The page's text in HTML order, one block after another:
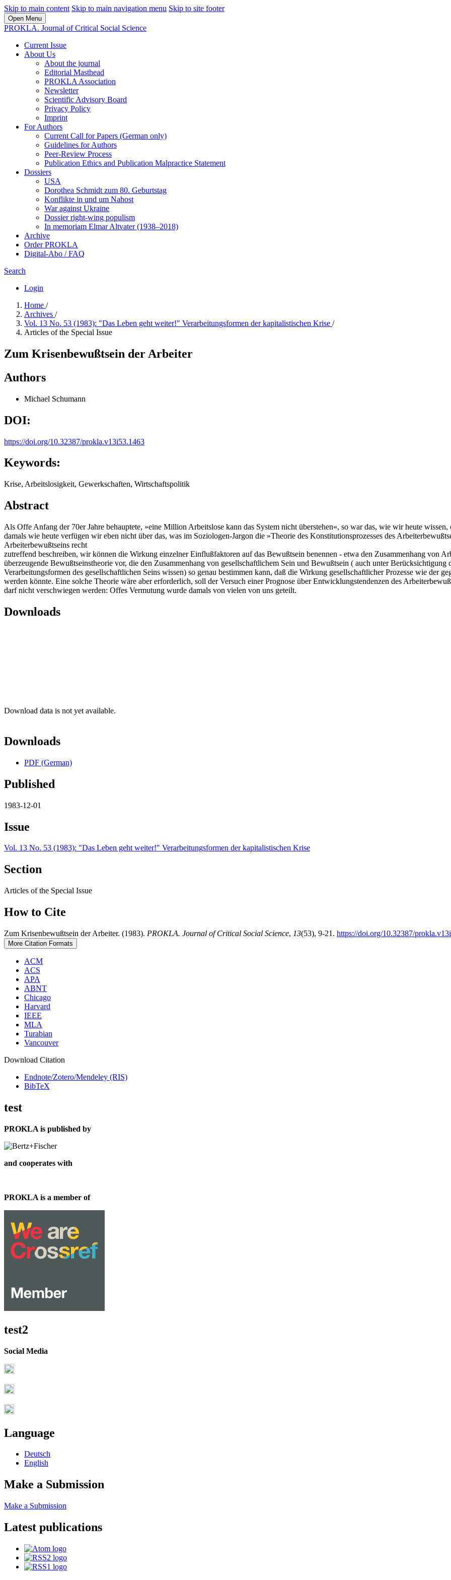
Skip to main content Skip to main navigation menu Skip to site footer
Open Menu
PROKLA. Journal of Critical Social Science
Current Issue
About Us
About the journal
Editorial Masthead
PROKLA Association
Newsletter
Scientific Advisory Board
Privacy Policy
Imprint
For Authors
Current Call for Papers (German only)
Guidelines for Authors
Peer-Review Process
Publication Ethics and Publication Malpractice Statement
Dossiers
USA
Dorothea Schmidt zum 80. Geburtstag
Konflikte in und um Nahost
War against Ukraine
Dossier right-wing populism
In me­mo­ri­am Elmar Altvater (1938–2018)
Archive
Order PROKLA
Digital-Abo / FAQ
Search
Login
Home /
Archives /
Vol. 13 No. 53 (1983): "Das Leben geht weiter!" Verarbeitungsformen der kapitalistischen Krise /
Articles of the Special Issue
Zum Krisenbewußtsein der Arbeiter
Authors
Michael Schumann
DOI:
https://doi.org/10.32387/prokla.v13i53.1463
Keywords:
Krise, Arbeitslosigkeit, Gewerkschaften, Wirtschaftspolitik
Abstract
Als Offe Anfang der 70er Jahre behauptete, »eine Million Arbeitslose kann das System nicht überstehen«, so war das, wie wir heute
damals wie heute verfügen wir eben nicht über das, was im Soziologen-Jargon die »Theorie des Konstitutionsprozesses des
Arbeiterbewußtseins recht
zutreffend beschreiben, wir können die Wirkung einzelner Einflußfaktoren auf das Bewußtsein benennen - etwa den Zusammenhang von
überzeugende Bewußtseinstheorie vor, die den Zusammenhang von gesellschaftlichem Sein und Bewußtsein ( auch unter
Verarbeitungsformen des gesellschaftlichen Seins wissen) so genau bestimmen kann, daß die Wirkung gesellschaftlicher Prozesse wie der
werden könnte. Eine solche Theorie wäre aber erforderlich, soll der Versuch einer Prognose über Entwicklungstendenzen des
darf nicht verschwiegen werden: Offes Vermutung wurde damals von vielen von uns geteilt.
Downloads
Download data is not yet available.
Downloads
PDF (German)
Published
1983-12-01
Issue
Vol. 13 No. 53 (1983): "Das Leben geht weiter!" Verarbeitungsformen der kapitalistischen Krise
Section
Articles of the Special Issue
How to Cite
Zum Krisenbewußtsein der Arbeiter. (1983). PROKLA. Journal of Critical Social Science, 13(53), 9-21. https://doi.org/10.32387/
More Citation Formats
ACM
ACS
APA
ABNT
Chicago
Harvard
IEEE
MLA
Turabian
Vancouver
Download Citation
Endnote/Zotero/Mendeley (RIS)
BibTeX
test
PROKLA is published by
and cooperates with
PROKLA is a member of
test2
Social Media
Language
Deutsch
English
Make a Submission
Make a Submission
Latest publications